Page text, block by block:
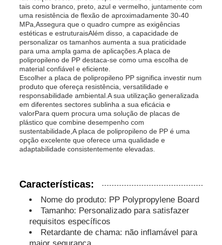
Placa plástica dos PP
Conselho de Publicidade do PP
Folha de plástico de PP
Placa PPS
Folha de Polipropileno Retardante de Chama
Folha de Parede PP
folha do polipropileno
tais como branco, preto, azul e vermelho, juntamente com
uma resistência de flexão de aproximadamente 30-40
MPa,Assegura que o quadro cumpre as exigências
estéticas e estruturaisAlém disso, a capacidade de
personalizar os tamanhos aumenta a sua praticidade
para uma ampla gama de aplicações.A placa de
polipropileno de PP destaca-se como uma escolha de
material confiável e eficiente.
Escolher a placa de polipropileno PP significa investir num
produto que ofereça resistência, versatilidade e
responsabilidade ambiental.A sua utilização generalizada
em diferentes sectores sublinha a sua eficácia e
valorPara quem procura uma solução de placas de
plástico que combine desempenho com
sustentabilidade,A placa de polipropileno de PP é uma
opção excelente que oferece uma qualidade e
adaptabilidade consistentemente elevadas.
Características:
Nome do produto: PP Polypropylene Board
Tamanho: Personalizado para satisfazer
requisitos específicos
Retardante de chama: não inflamável para
maior segurança